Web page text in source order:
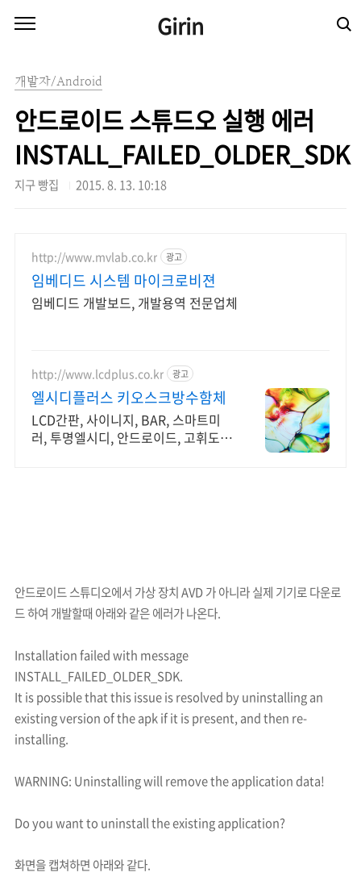
Girin
개발자/Android
안드로이드 스튜드오 실행 에러
INSTALL_FAILED_OLDER_SDK
지구 빵집 2015. 8. 13. 10:18
http://www.mvlab.co.kr 광고
임베디드 시스템 마이크로비젼
임베디드 개발보드, 개발용역 전문업체
http://www.lcdplus.co.kr 광고
엘시디플러스 키오스크방수함체
LCD간판, 사이니지, BAR, 스마트미
러, 투명엘시디, 안드로이드, 고휘도
안드로이드 스튜디오에서 가상 장치 AVD 가 아니라 실제 기기로 다운로
드 하여 개발할때 아래와 같은 에러가 나온다.
Installation failed with message
INSTALL_FAILED_OLDER_SDK.
It is possible that this issue is resolved by uninstalling an
existing version of the apk if it is present, and then re-
installing.
WARNING: Uninstalling will remove the application data!
Do you want to uninstall the existing application?
화면을 캡쳐하면 아래와 같다.